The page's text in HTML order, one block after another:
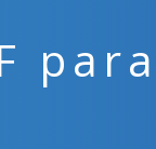
para